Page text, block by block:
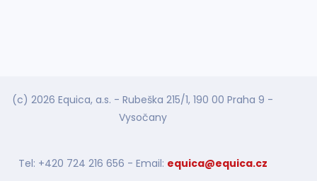
(c) 2026 Equica, a.s. - Rubeška 215/1, 190 00 Praha 9 -
Vysočany
Tel: +420 724 216 656 - Email: equica@equica.cz